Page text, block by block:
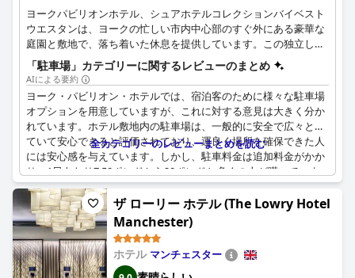
ヨークパビリオンホテル、シュアホテルコレクションバイベスト
ウエスタンは、ヨークの忙しい市内中心部のすぐ外にある豪華な
庭園と敷地で、落ち着いた休息を提供しています。この独立した
家族経営のホテルは、個性的なデザインのエンスイート・スイー
トを備えており、興味深いリラックスした時間を過ごすことがで
きます。ホテルと敷地内では無料の高速Wi-Fiが利用でき、60台ま
で駐車可能なスペースがあります。環境に配慮する旅行者のため
に、電気自動車の充電ステーションも用意されています。歴史あ
るヨークの街を散策したい方は、絵のように美しい川岸を30分ほ
ど歩くか、ホテルのすぐ外にあるバス停からバスに乗れば、街の
中心部に行くことができます。ホテル内には、充実したバーや上
質なレストランがあり、美味しい料理と爽やかな飲み物を堪能す
ることができます。
「駐車場」カテゴリーに関するレビューのまとめ
AIによる要約
ヨーク・パビリオン・ホテルでは、宿泊客のために様々な駐車場
オプションを用意していますが、これに対する意見は大きく分か
れています。ホテル敷地内の駐車場は、一般的に安全で広々とし
ていて安心できると評価されており、運良く場所を確保できた人
には安心感を与えています。しかし、駐車料金は追加料金がかか
り、1日あたり7.50ポンドから20ポンドと多くの人が嘆いていま
す。料金が妥当だと感じる人もいる一方で、特に市内中心部から
離れた宿泊施設としては高すぎると感じる人もいます。
敷地内駐車場の利便性は頻繁に賞賛されますが、小さく、時には
窮屈な駐車場であるという批判もよく聞かれます。近くに無料駐
車場があることは、代替案として提供されていますが、必ずしも
全カテゴリーのレビューまとめを読む
ザ ローリー ホテル (The Lowry Hotel
Manchester)
ホテル マンチェスター